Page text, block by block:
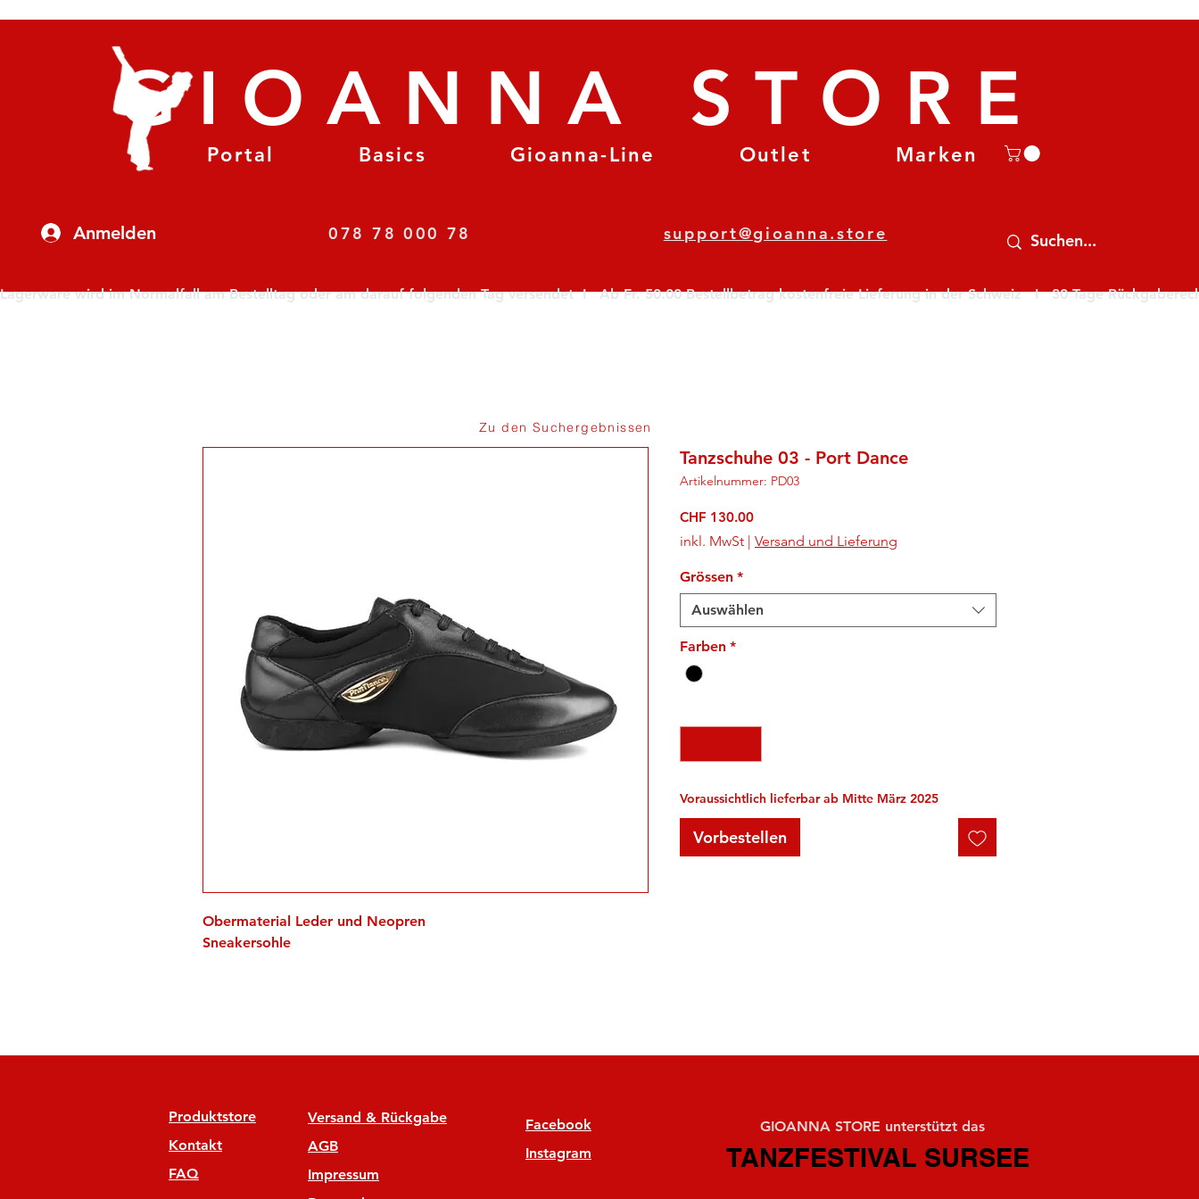
Anmelden
Portal Basics Gioanna-Line Outlet Marken
GIOANNA STORE
078 78 000 78 support@gioanna.store
Lagerware wird im Normalfall am Bestelltag oder am darauf folgenden Tag versendet  I   Ab Fr. 50.00 Bestellbetrag kostenfreie Lieferung in der Schweiz   I   30 Tage
Obermaterial Leder und Neopren
Sneakersohle
Tanzschuhe 03 - Port Dance
Artikelnummer: PD03
CHF 130.00Preis
inkl. MwSt | Versand und Lieferung
Grössen *
Auswählen
Farben *
Voraussichtlich lieferbar ab Mitte März 2025
Vorbestellen
Zu den Suchergebnissen
Produktstore
Kontakt
FAQ
Versand & Rückgabe
AGB
Impressum
Facebook
Instagram
GIOANNA STORE unterstützt das
TANZFESTIVAL SURSEE
TANZFESTIVAL SURSEE